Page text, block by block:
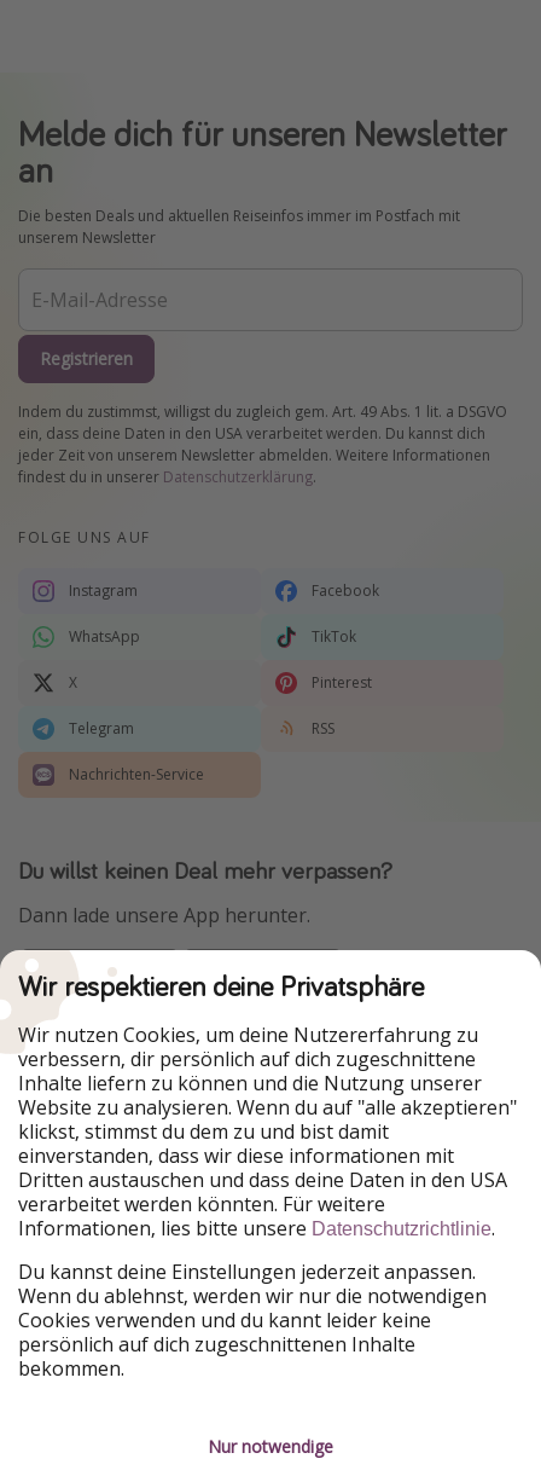
Melde dich für unseren Newsletter
an
Die besten Deals und aktuellen Reiseinfos immer im Postfach mit
unserem Newsletter
Registrieren
Indem du zustimmst, willigst du zugleich gem. Art. 49 Abs. 1 lit. a DSGVO
ein, dass deine Daten in den USA verarbeitet werden. Du kannst dich
jeder Zeit von unserem Newsletter abmelden. Weitere Informationen
findest du in unserer Datenschutzerklärung.
FOLGE UNS AUF
Instagram Facebook
WhatsApp TikTok
X Pinterest
Telegram RSS
Nachrichten-Service
Du willst keinen Deal mehr verpassen?
Dann lade unsere App herunter.
Urlaubspiraten ist Teil der HolidayPirates Group
Unsere Märkte
PiratinViaggio
HolidayPirates
VakantiePiraten
WakacyjniPiraci
VoyagesPirates
Ferienpiraten
Urlaubspiraten
ViajerosPiratas
TravelPirates
HolidayPirates Group
Lerne uns kennen
Über uns
Rechtliches
Wir respektieren deine Privatsphäre
Wir nutzen Cookies, um deine Nutzererfahrung zu
verbessern, dir persönlich auf dich zugeschnittene
Inhalte liefern zu können und die Nutzung unserer
Website zu analysieren. Wenn du auf "alle akzeptieren"
klickst, stimmst du dem zu und bist damit
einverstanden, dass wir diese informationen mit
Dritten austauschen und dass deine Daten in den USA
verarbeitet werden könnten. Für weitere
Informationen, lies bitte unsere Datenschutzrichtlinie.
Du kannst deine Einstellungen jederzeit anpassen.
Wenn du ablehnst, werden wir nur die notwendigen
Cookies verwenden und du kannt leider keine
persönlich auf dich zugeschnittenen Inhalte
bekommen.
Nur notwendige